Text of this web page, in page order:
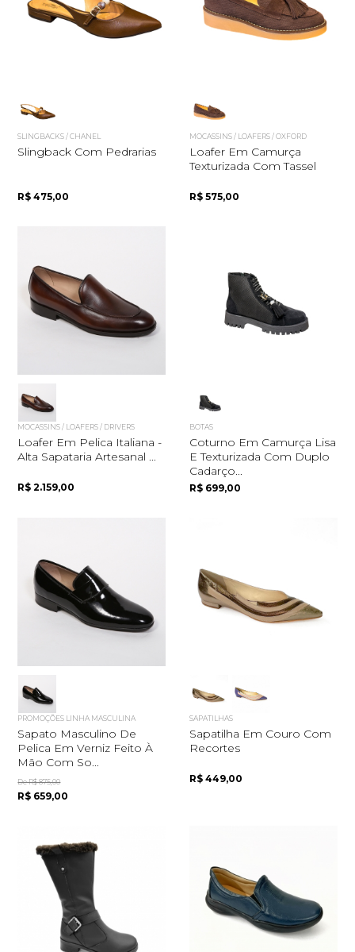
Quero me cadastrar
SLINGBACKS / CHANEL
Slingback Com Pedrarias
R$ 475,00
MOCASSINS / LOAFERS / OXFORD
Loafer Em Camurça
Texturizada Com Tassel
R$ 575,00
MOCASSINS / LOAFERS / DRIVERS
Loafer Em Pelica Italiana -
Alta Sapataria Artesanal ...
R$ 2.159,00
BOTAS
Coturno Em Camurça Lisa
E Texturizada Com Duplo
Cadarço...
R$ 699,00
PROMOÇÕES LINHA MASCULINA
Sapato Masculino De
Pelica Em Verniz Feito À
Mão Com So...
De R$ 875,00
R$ 659,00
SAPATILHAS
Sapatilha Em Couro Com
Recortes
R$ 449,00